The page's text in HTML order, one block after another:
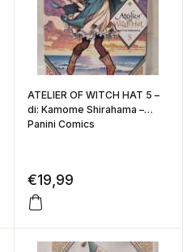
ATELIER OF WITCH HAT 5 –
di: Kamome Shirahama –
Panini Comics
€19,99